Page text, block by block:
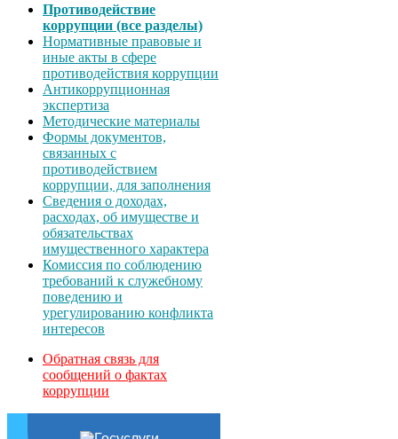
Противодействие
коррупции (все разделы)
Нормативные правовые и
иные акты в сфере
противодействия коррупции
Антикоррупционная
экспертиза
Методические материалы
Формы документов,
связанных с
противодействием
коррупции, для заполнения
Сведения о доходах,
расходах, об имуществе и
обязательствах
имущественного характера
Комиссия по соблюдению
требований к служебному
поведению и
урегулированию конфликта
интересов
Обратная связь для
сообщений о фактах
коррупции